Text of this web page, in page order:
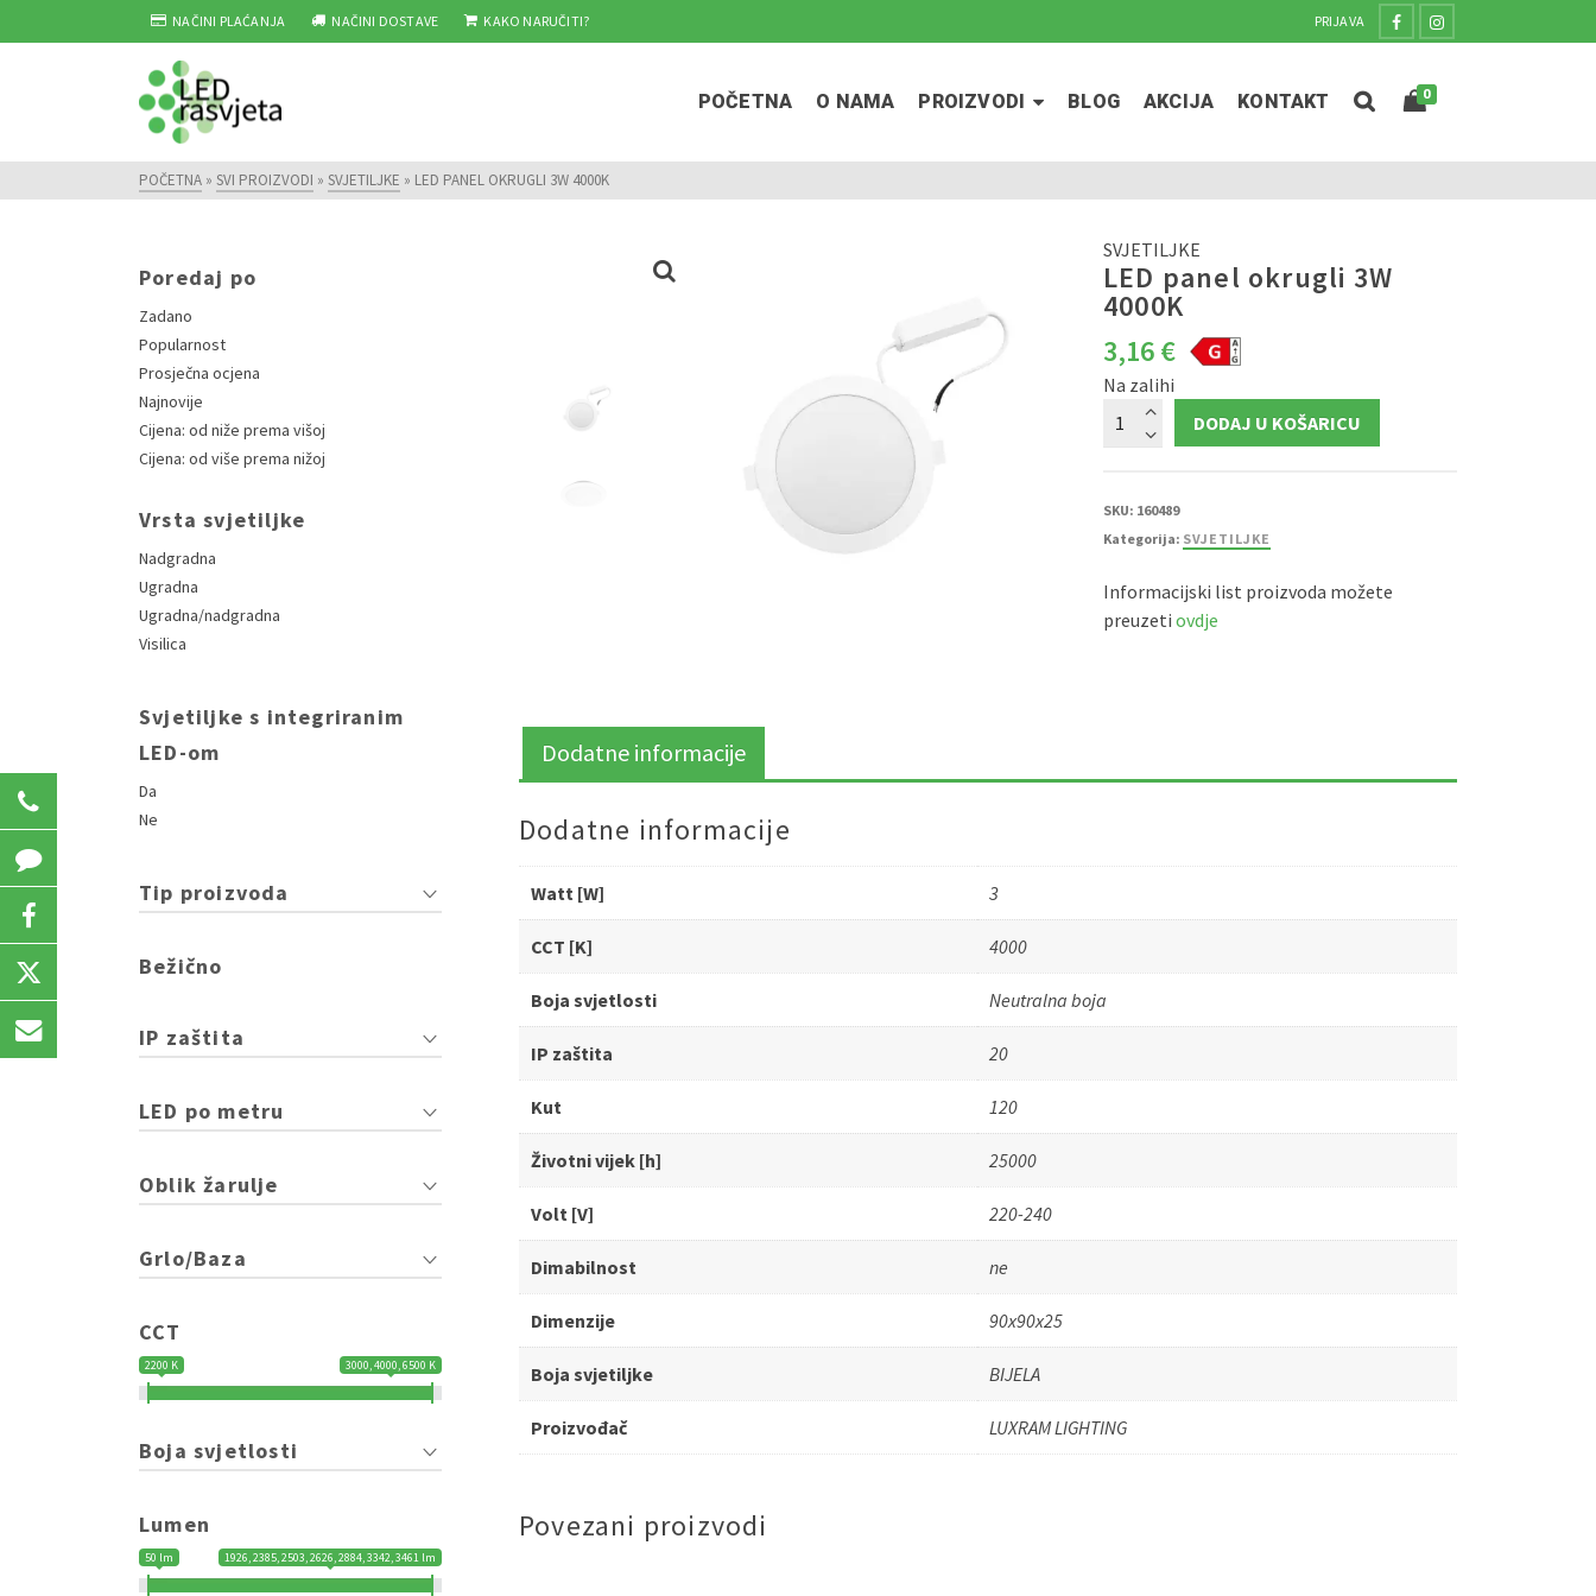
NAČINI PLAĆANJA NAČINI DOSTAVE KAKO NARUČITI? PRIJAVA
POČETNA O NAMA PROIZVODI BLOG AKCIJA KONTAKT 0
POČETNA » SVI PROIZVODI » SVJETILJKE » LED PANEL OKRUGLI 3W 4000K
SVJETILJKE
LED panel okrugli 3W
4000K
3,16€
Na zalihi
panel
okrugli
DODAJ U KOŠARICU
SKU: 160489
Kategorija: SVJETILJKE
Informacijski list proizvoda možete
preuzeti ovdje
Dodatne informacije
Dodatne informacije
Watt [W] 3
CCT [K] 4000
Boja svjetlosti Neutralna boja
IP zaštita 20
Kut 120
Životni vijek [h] 25000
Volt [V] 220-240
Dimabilnost ne
Dimenzije 90x90x25
Boja svjetiljke BIJELA
Proizvođač LUXRAM LIGHTING
Povezani proizvodi
Poredaj po
Zadano
Popularnost
Prosječna ocjena
Najnovije
Cijena: od niže prema višoj
Cijena: od više prema nižoj
Vrsta svjetiljke
Nadgradna
Ugradna
Ugradna/nadgradna
Visilica
Svjetiljke s integriranim
LED-om
Da
Ne
Tip proizvoda
Bežično
IP zaštita
LED po metru
Oblik žarulje
Grlo/Baza
CCT
2200 K 3000, 4000, 6500 K
Boja svjetlosti
Lumen
50 lm 1926, 2385, 2503, 2626, 2884, 3342, 3461 lm
031 207 723